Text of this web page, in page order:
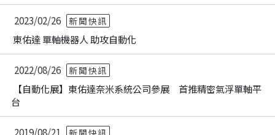
2023/02/26 新聞快訊
東佑達 單軸機器人 助攻自動化
2022/08/26 新聞快訊
【自動化展】東佑達奈米系統公司參展 首推精密氣浮單軸平
台
2019/08/21 新聞快訊